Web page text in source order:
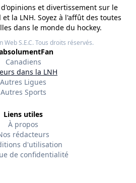
et divertissement sur le
la LNH. Soyez à l'affût des toutes
dans le monde du hockey.
Web S.E.C.Tous droits réservés.
Canadiens
dans la LNH
Autres Ligues
Autres Sports
Liens utiles
À propos
rédacteurs
d'utilisation
de confidentialité